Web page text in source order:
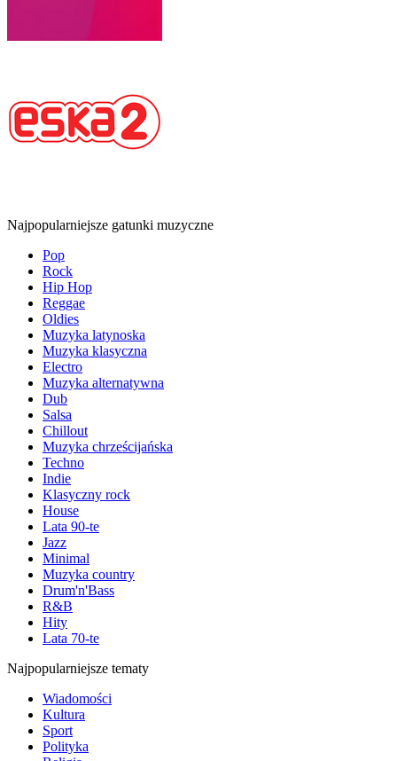
Najpopularniejsze gatunki muzyczne
Pop
Rock
Hip Hop
Reggae
Oldies
Muzyka latynoska
Muzyka klasyczna
Electro
Muzyka alternatywna
Dub
Salsa
Chillout
Muzyka chrześcijańska
Techno
Indie
Klasyczny rock
House
Lata 90-te
Jazz
Minimal
Muzyka country
Drum'n'Bass
R&B
Hity
Lata 70-te
Najpopularniejsze tematy
Wiadomości
Kultura
Sport
Polityka